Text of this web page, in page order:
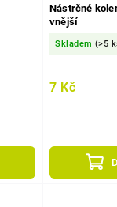
Nástrčné
vnější
Skladem (>5
7 Kč